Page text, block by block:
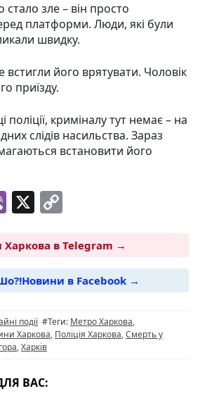
стало зле – він просто
платформи. Люди, які були
швидку.
його врятувати. Чоловік
приїзду.
криміналу тут немає – на
слідів насильства. Зараз
встановити його
Vi
er
X
p
y
Li
n
k
Харкова в Telegram →
в Facebook →
події #Теги: Метро Харкова,
Харкова, Поліція Харкова,Смерть у
,Харків
ВАС: